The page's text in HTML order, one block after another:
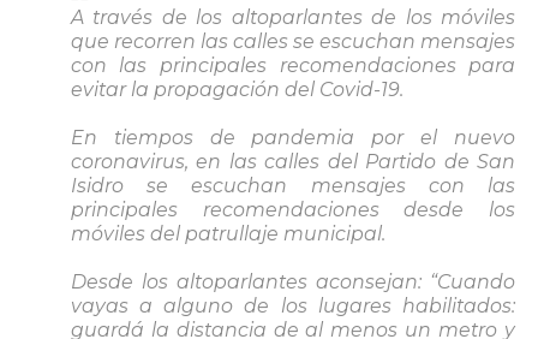
A través de los altoparlantes de los móviles
que recorren las calles se escuchan mensajes
con las principales recomendaciones para
evitar la propagación del Covid-19.
En tiempos de pandemia por el nuevo
coronavirus, en las calles del Partido de San
Isidro se escuchan mensajes con las
principales recomendaciones desde los
móviles del patrullaje municipal.
Desde los altoparlantes aconsejan: “Cuando
vayas a alguno de los lugares habilitados:
guardá la distancia de al menos un metro y